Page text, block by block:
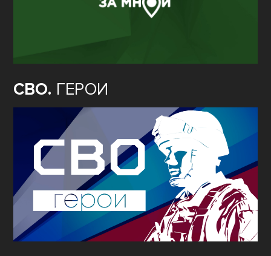
СВО. ГЕРОИ